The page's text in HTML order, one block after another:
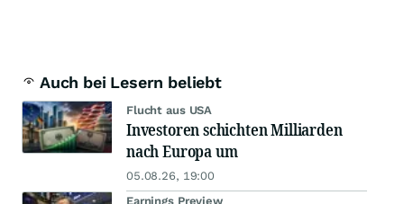
Auch bei Lesern beliebt
Flucht aus USA
Investoren schichten Milliarden
nach Europa um
05.08.26, 19:00
Earnings Preview